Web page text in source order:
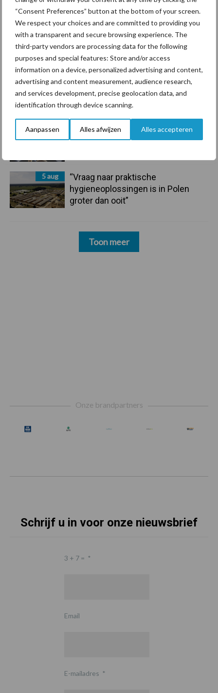
“Consent Preferences” button at the bottom of your screen.
We respect your choices and are committed to providing you
with a transparent and secure browsing experience. The
third-party vendors are processing data for the following
purposes and special features: Store and/or access
information on a device, personalized advertising and content,
advertising and content measurement, audience research,
and services development, precise geolocation data, and
identification through device scanning.
Aanpassen Alles afwijzen Alles accepteren
handel in de greep
De speenhuid: een vaak
onderschatte risicofactor voor
mastitis
6 aug
ForFarmers ziet volume en
marktaandeel groeien in krimpende
Nederlandse markt
6 aug
Tien praktische tips voor een
langere levensduur
5 aug
“Vraag naar praktische
hygieneoplossingen is in Polen
groter dan ooit”
Toon meer
Onze brandpartners
Schrijf u in voor onze nieuwsbrief
3 + 7 = *
Email
E-mailadres *